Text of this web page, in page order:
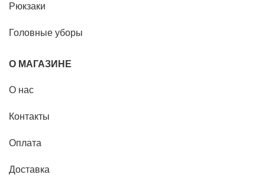
Рюкзаки
Головные уборы
О МАГАЗИНЕ
О нас
Контакты
Оплата
Доставка